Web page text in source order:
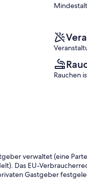
bar
Rauchen
verwaltet (eine
Das EU-
Gastgeber